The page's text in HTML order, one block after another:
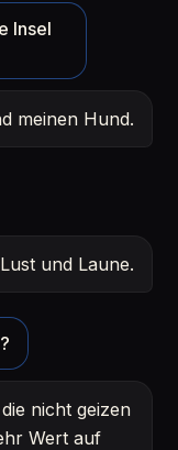
Insel
meinen Hund.
und Laune.
nicht geizen
Wert auf